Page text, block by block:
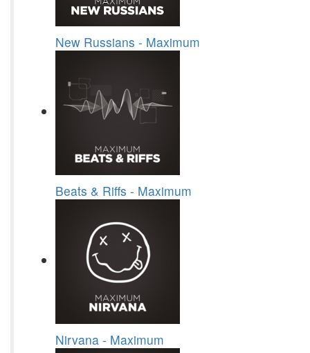
New Russians - Maximum
Beats & Riffs - Maximum
Nirvana - Maximum